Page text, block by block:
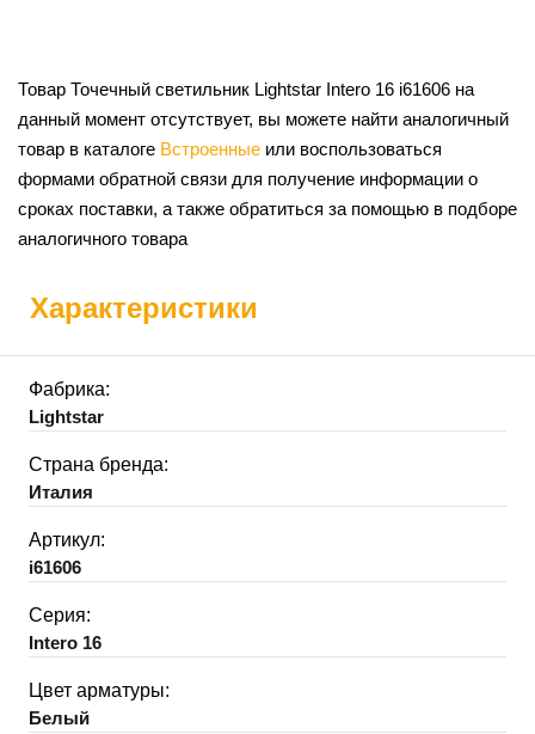
Товар Точечный светильник Lightstar Intero 16 i61606 на
данный момент отсутствует, вы можете найти аналогичный
товар в каталоге Встроенные или воспользоваться
формами обратной связи для получение информации о
сроках поставки, а также обратиться за помощью в подборе
аналогичного товара
Характеристики
Фабрика:
Lightstar
Страна бренда:
Италия
Артикул:
i61606
Серия:
Intero 16
Цвет арматуры:
Белый